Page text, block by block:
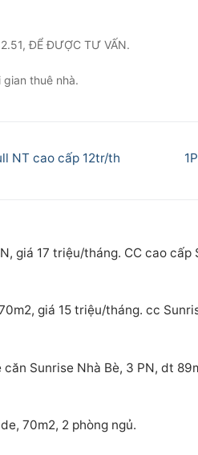
ĐỂ ĐƯỢC TƯ VẤN.
thuê nhà.
NT cao cấp 12tr/th
giá 17 triệu/tháng. CC cao cấp
giá 15 triệu/tháng. cc
Sunrise Nhà Bè, 3 PN, dt
70m2, 2 phòng ngủ.